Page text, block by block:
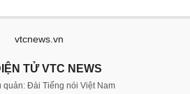
TỬ VTC NEWS
quản: Đài Tiếng nói Việt Nam